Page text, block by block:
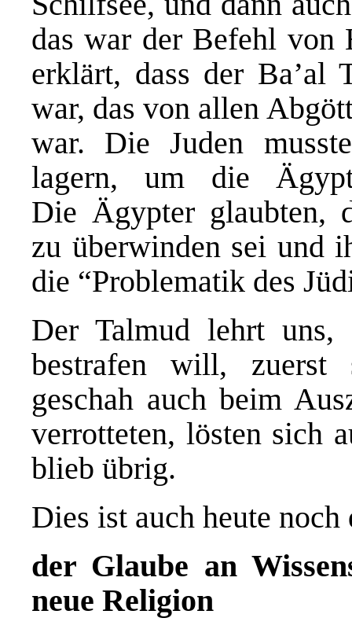
das war der Befehl von
erklärt, dass der Ba’al
war, das von allen
war. Die Juden
lagern, um die
Die Ägypter glaubten,
zu überwinden sei und
die “Problematik des
Der Talmud lehrt
bestrafen will, zuerst
geschah auch beim
verrotteten, lösten sich
blieb übrig.
Dies ist auch heute noch
der Glaube an
neue Religion